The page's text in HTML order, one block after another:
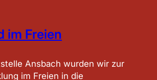
im Freien
Ansbach wurden wir zur
im Freien in die